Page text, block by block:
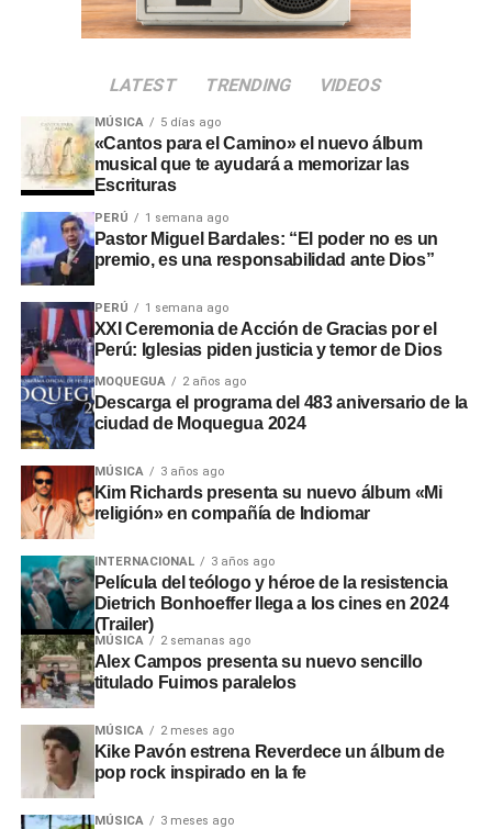
Sudáfrica. El trofeo de la Copa del Mundo 2026 viaja a
generacional de futbolistas que lidera el panorama
variante poco común del virus del ébola para la cual no
existe vacuna ni tratamiento específico.
Las vacunas desarrolladas entre 2018 y 2019 solo han
demostrado eficacia contra la cepa Zaire, responsable de
epidemias anteriores.
Emergencia sanitaria
internacional
La OMS declaró este brote como una
salud pública de importancia internacional
que la propagación podría extenderse durante varios
meses.
Las condiciones de inseguridad en las zonas afectadas
dificultan las labores de contención, atención médica y
seguimiento de casos.
LATEST TRENDING VIDEOS
MÚSICA 5 días ago
«Cantos para el Camino» el nuevo álbum
musical que te ayudará a memorizar las
Escrituras
PERÚ 1 semana ago
Pastor Miguel Bardales: “El poder no es un
premio, es una responsabilidad ante Dios”
PERÚ 1 semana ago
XXI Ceremonia de Acción de Gracias por el
Perú: Iglesias piden justicia y temor de Dios
MOQUEGUA 2 años ago
Descarga el programa del 483 aniversario de la
ciudad de Moquegua 2024
MÚSICA 3 años ago
Kim Richards presenta su nuevo álbum «Mi
religión» en compañía de Indiomar
INTERNACIONAL 3 años ago
Película del teólogo y héroe de la resistencia
Dietrich Bonhoeffer llega a los cines en 2024
(Trailer)
MÚSICA 2 semanas ago
Alex Campos presenta su nuevo sencillo
titulado Fuimos paralelos
MÚSICA 2 meses ago
Kike Pavón estrena Reverdece un álbum de
pop rock inspirado en la fe
MÚSICA 3 meses ago